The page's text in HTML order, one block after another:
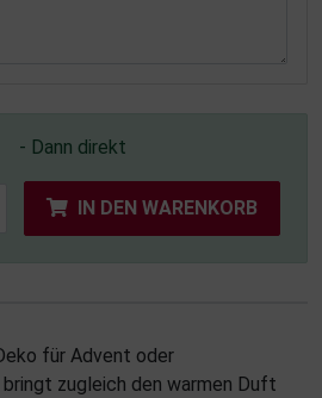
- Dann direkt
IN DEN WARENKORB
für Advent oder
zugleich den warmen Duft